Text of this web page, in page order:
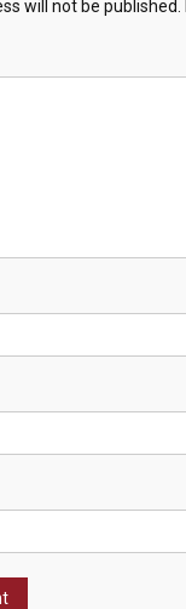
will not be published.